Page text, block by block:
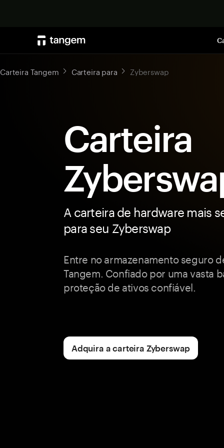
Carteira Tangem Carteira para Zyberswap
Carteira
A carteira de hardware mais
para seu Zyberswap
Entre no armazenamento seguro
Tangem. Confiado por uma vasta
proteção de ativos confiável.
Adquira a carteira Zyberswap